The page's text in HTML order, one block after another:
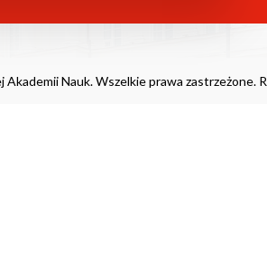
Nauk. Wszelkie prawa zastrzeżone.